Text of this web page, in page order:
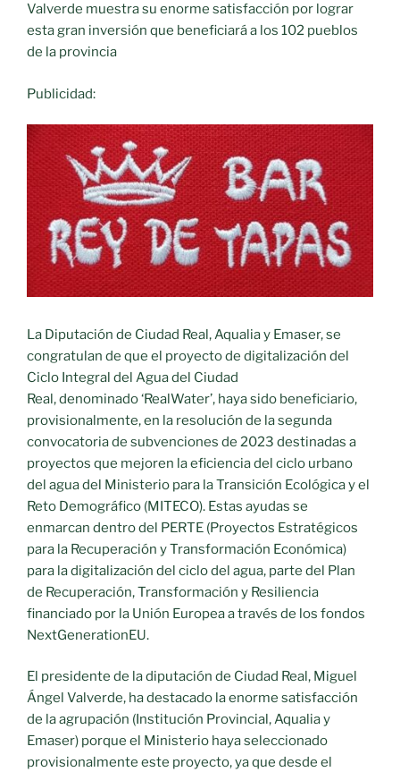
Valverde muestra su enorme satisfacción por lograr
esta gran inversión que beneficiará a los 102 pueblos
de la provincia
Publicidad:
La Diputación de Ciudad Real, Aqualia y Emaser, se
congratulan de que el proyecto de digitalización del
Ciclo Integral del Agua del Ciudad
Real, denominado ‘RealWater’, haya sido beneficiario,
provisionalmente, en la resolución de la segunda
convocatoria de subvenciones de 2023 destinadas a
proyectos que mejoren la eficiencia del ciclo urbano
del agua del Ministerio para la Transición Ecológica y el
Reto Demográfico (MITECO). Estas ayudas se
enmarcan dentro del PERTE (Proyectos Estratégicos
para la Recuperación y Transformación Económica)
para la digitalización del ciclo del agua, parte del Plan
de Recuperación, Transformación y Resiliencia
financiado por la Unión Europea a través de los fondos
NextGenerationEU.
El presidente de la diputación de Ciudad Real, Miguel
Ángel Valverde, ha destacado la enorme satisfacción
de la agrupación (Institución Provincial, Aqualia y
Emaser) porque el Ministerio haya seleccionado
provisionalmente este proyecto, ya que desde el